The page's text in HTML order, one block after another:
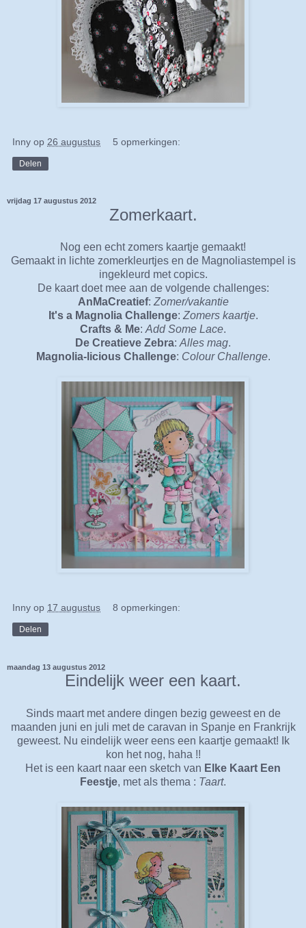
Inny op 26 augustus 5 opmerkingen:
Delen
vrijdag 17 augustus 2012
Zomerkaart.
Nog een echt zomers kaartje gemaakt!
Gemaakt in lichte zomerkleurtjes en de Magnoliastempel is
ingekleurd met copics.
De kaart doet mee aan de volgende challenges:
AnMaCreatief: Zomer/vakantie
It's a Magnolia Challenge: Zomers kaartje.
Crafts & Me: Add Some Lace.
De Creatieve Zebra: Alles mag.
Magnolia-licious Challenge: Colour Challenge.
Inny op 17 augustus 8 opmerkingen:
Delen
maandag 13 augustus 2012
Eindelijk weer een kaart.
Sinds maart met andere dingen bezig geweest en de
maanden juni en juli met de caravan in Spanje en Frankrijk
geweest. Nu eindelijk weer eens een kaartje gemaakt! Ik
kon het nog, haha !!
Het is een kaart naar een sketch van Elke Kaart Een
Feestje, met als thema : Taart.